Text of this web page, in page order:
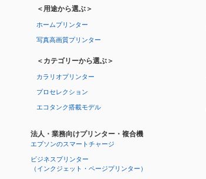
＜用途から選ぶ＞
ホームプリンター
写真高画質プリンター
＜カテゴリーから選ぶ＞
カラリオプリンター
プロセレクション
エコタンク搭載モデル
法人・業務向けプリンター・複合機
エプソンのスマートチャージ
ビジネスプリンター
（インクジェット・ページプリンター）